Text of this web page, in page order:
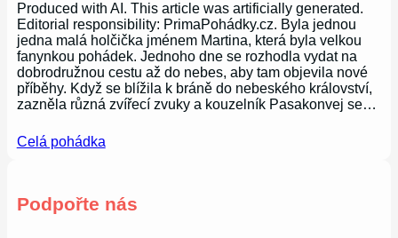
Produced with AI. This article was artificially generated.
Editorial responsibility: PrimaPohádky.cz. Byla jednou
jedna malá holčička jménem Martina, která byla velkou
fanynkou pohádek. Jednoho dne se rozhodla vydat na
dobrodružnou cestu až do nebes, aby tam objevila nové
příběhy. Když se blížila k bráně do nebeského království,
zazněla různá zvířecí zvuky a kouzelník Pasakonvej se…
Celá pohádka
Podpořte nás